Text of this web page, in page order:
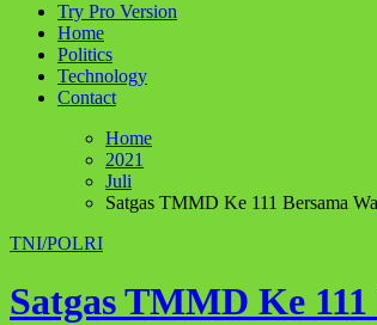
Try Pro Version
Home
Politics
Technology
Contact
Home
2021
Juli
Satgas TMMD Ke 111 Bersama
TNI/POLRI
Satgas TMMD Ke